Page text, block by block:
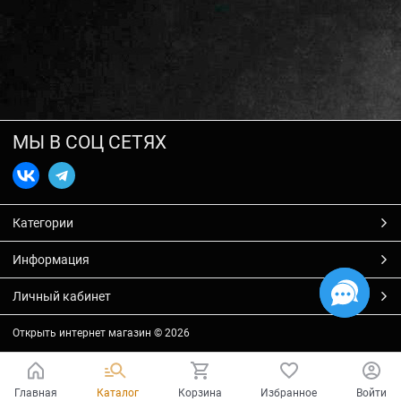
МЫ В СОЦ СЕТЯХ
Категории
Информация
Личный кабинет
Открыть интернет магазин © 2026
Главная Каталог Корзина Избранное Войти